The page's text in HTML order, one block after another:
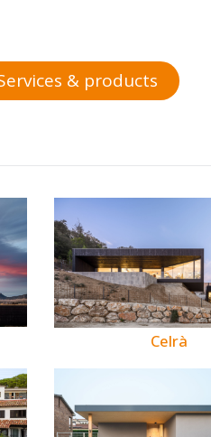
& products
Celrà